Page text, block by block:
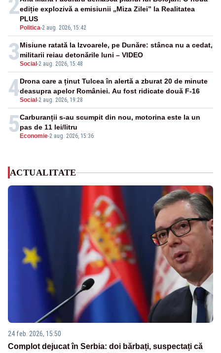
2
Politica-2 aug. 2026, 15:42
ediție explozivă a emisiunii „Miza Zilei” la Realitatea
PLUS
3Social -2 aug. 2026, 15:48
Misiune ratată la Izvoarele, pe Dunăre: stânca nu a cedat,
militarii reiau detonările luni – VIDEO
4Social -2 aug. 2026, 19:28
Drona care a ținut Tulcea în alertă a zburat 20 de minute
deasupra apelor României. Au fost ridicate două F-16
5 Economie-2 aug. 2026, 15:36
Carburanții s-au scumpit din nou, motorina este la un
pas de 11 lei/litru
ACTUALITATE
24 feb. 2026, 15:50
Complot dejucat în Serbia: doi bărbați, suspectați că